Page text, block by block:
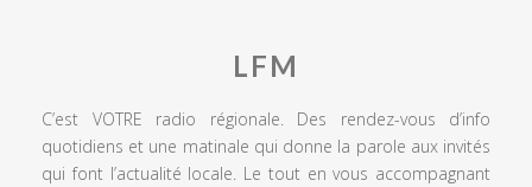
LFM
C’est VOTRE radio régionale. Des rendez-vous d’info
quotidiens et une matinale qui donne la parole aux invités
qui font l’actualité locale. Le tout en vous accompagnant